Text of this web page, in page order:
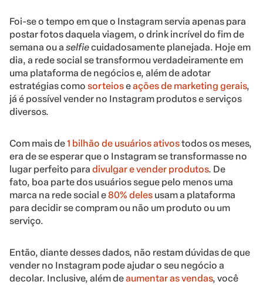
Foi-se o tempo em que o Instagram servia apenas para
postar fotos daquela viagem, o drink incrível do fim de
semana ou a selfiecuidadosamente planejada. Hoje em
dia, a rede social se transformou verdadeiramente em
uma plataforma de negócios e, além de adotar
estratégias como sorteioseações de marketing gerais,
já é possível vender no Instagram produtos e serviços
diversos.
Com mais de1 bilhão de usuários ativostodos os meses,
era de se esperar que o Instagram se transformasse no
lugar perfeito para divulgar e vender produtos. De
fato, boa parte dos usuários segue pelo menos uma
marca na rede social e80% deles usam a plataforma
para decidir se compram ou não um produto ou um
serviço.
Então, diante desses dados, não restam dúvidas de que
vender no Instagram pode ajudar o seu negócio a
decolar. Inclusive, além deaumentar as vendas, você